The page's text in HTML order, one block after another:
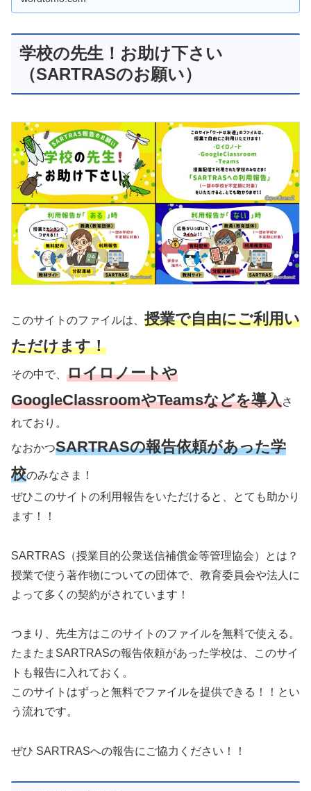
学校の先生！お助け下さい
（SARTRASのお願い）
このサイトのファイルは、 授業で自由にご利用い
ただけます！
その中で、 ロイロノートや
GoogleClassroomやTeamsなどを導入さ
れており。
なおかつSARTRASの報告依頼があった学
校のみなさま！
ぜひこのサイトの利用報告をいただけると、とても助かり
ます！！
SARTRAS（授業目的公衆送信補償金等管理協会）とは？
授業で使う著作物についての団体で、教育委員会や法人に
よって多くの契約がされています！
つまり、先生方はこのサイトのファイルを無料で使える。
たまたまSARTRASの報告依頼があった学校は、このサイ
トも報告に入れておく。
このサイトはずっと無料でファイルを提供できる！！とい
う流れです。
ぜひ SARTRASへの報告にご協力ください！！